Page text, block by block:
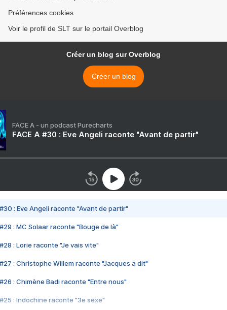
Moscou
Préférences cookies
Voir le profil de SLT sur le portail Overblog
Créer un blog sur Overblog
Créer un blog
FACE A - un podcast Purecharts
FACE A #30 : Eve Angeli raconte "Avant de partir"
#30 : Eve Angeli raconte "Avant de partir"
#29 : MC Solaar raconte "Bouge de là"
#28 : Lorie raconte "Je vais vite"
#27 : Christophe Willem raconte "Jacques a dit"
#26 : Chimène Badi raconte "Entre nous"
#25 : Indochine raconte "3e sexe"